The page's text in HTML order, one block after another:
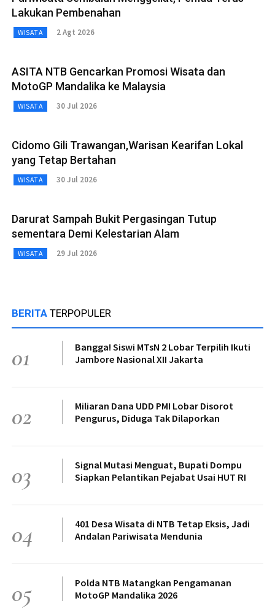
Lakukan Pembenahan
WISATA 2 Agt 2026
ASITA NTB Gencarkan Promosi Wisata dan
MotoGP Mandalika ke Malaysia
WISATA 30 Jul 2026
Cidomo Gili Trawangan,Warisan Kearifan Lokal
yang Tetap Bertahan
WISATA 30 Jul 2026
Darurat Sampah Bukit Pergasingan Tutup
sementara Demi Kelestarian Alam
WISATA 29 Jul 2026
BERITA TERPOPULER
01
Bangga! Siswi MTsN 2 Lobar Terpilih Ikuti
Jambore Nasional XII Jakarta
02
Miliaran Dana UDD PMI Lobar Disorot
Pengurus, Diduga Tak Dilaporkan
03
Signal Mutasi Menguat, Bupati Dompu
Siapkan Pelantikan Pejabat Usai HUT RI
04
401 Desa Wisata di NTB Tetap Eksis, Jadi
Andalan Pariwisata Mendunia
05
Polda NTB Matangkan Pengamanan
MotoGP Mandalika 2026